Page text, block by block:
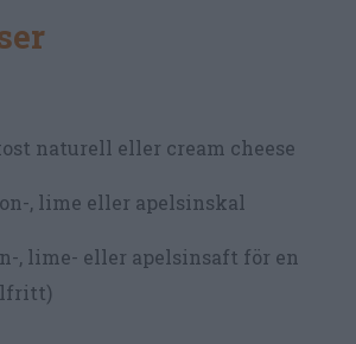
naturell eller cream cheese
, lime eller apelsinskal
, lime- eller apelsinsaft för en